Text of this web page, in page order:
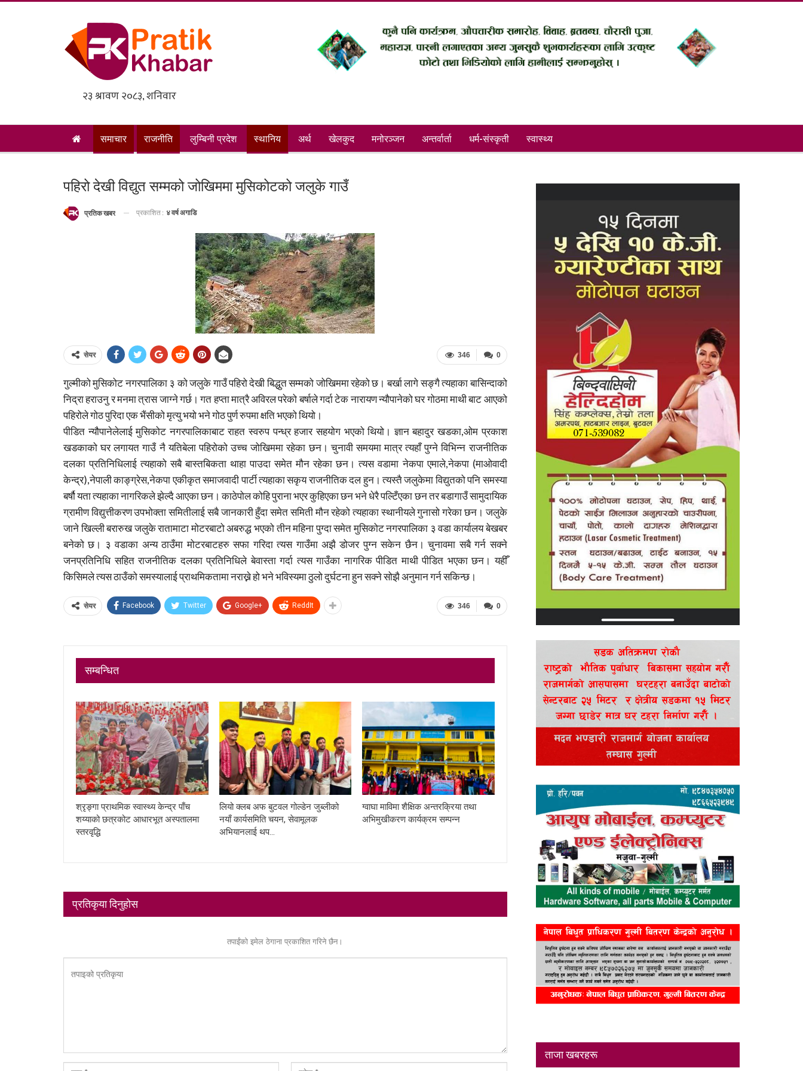
समाचार राजनीति लुम्बिनी प्रदेश स्थानिय अर्थ खेलकुद मनोरञ्जन अन्तर्वार्ता धर्म-संस्कृती स्वास्थ्य
पहिरो देखी विद्युत सम्मको जोखिममा मुसिकोटको जलुके गाउँ
प्रतिक खबर प्रकाशित : ४ वर्ष अगाडि
0
346
सेयर
गुल्मीको मुसिकोट नगरपालिका ३ को जलुके गाउँ पहिरो देखी बिद्धुत सम्मको जोखिममा रहेको छ। बर्खा लागे सङ्गै त्यहाका बासिन्दाको
निद्रा हराउनु र मनमा त्रास जाग्ने गर्छ। गत हप्ता मात्रै अविरल परेको बर्षाले गर्दा टेक नारायण न्यौपानेको घर गोठमा माथी बाट आएको
पहिरोले गोठ पुरिदा एक भैंसीको मृत्यु भयो भने गोठ पुर्ण रुपमा क्षति भएको थियो।
पीडित न्यौपानेलेलाई मुसिकोट नगरपालिकाबाट राहत स्वरुप पन्ध्र हजार सहयोग भएको थियो। ज्ञान बहादुर खडका,ओम प्रकाश
खडकाको घर लगायत गाउँ नै यतिबेला पहिरोको उच्च जोखिममा रहेका छन। चुनावी समयमा मात्र त्यहाँ पुग्ने विभिन्न राजनीतिक
दलका प्रतिनिधिलाई त्यहाको सबै बास्तबिकता थाहा पाउदा समेत मौन रहेका छन। त्यस वडामा नेकपा एमाले,नेकपा (माओवादी
केन्द्र),नेपाली काङ्ग्रेस,नेकपा एकीकृत समाजवादी पार्टी त्यहाका सकृय राजनीतिक दल हुन। त्यस्तै जलुकेमा विद्युतको पनि समस्या
बर्षौ यता त्यहाका नागरिकले झेल्दै आएका छन। काठेपोल कोहि पुराना भएर कुहिएका छन भने धेरै पल्टिँएका छन तर बडागाउँ सामुदायिक
ग्रामीण विद्युत्तीकरण उपभोक्ता समितीलाई सबै जानकारी हुँदा समेत समिती मौन रहेको त्यहाका स्थानीयले गुनासो गरेका छन। जलुके
जाने खिल्ली बरारुख जलुके रातामाटा मोटरबाटो अबरुद्ध भएको तीन महिना पुग्दा समेत मुसिकोट नगरपालिका ३ वडा कार्यालय बेखबर
बनेको छ। ३ वडाका अन्य ठाउँमा मोटरबाटहरु सफा गरिदा त्यस गाउँमा अझै डोजर पुग्न सकेन छैन। चुनावमा सबै गर्न सक्ने
जनप्रतिनिधि सहित राजनीतिक दलका प्रतिनिधिले बेवास्ता गर्दा त्यस गाउँका नागरिक पीडित माथी पीडित भएका छन। यहीँ
किसिमले त्यस ठाउँको समस्यालाई प्राथमिकतामा नराख्ने हो भने भविस्यमा ठुलो दुर्घटना हुन सक्ने सोझै अनुमान गर्न सकिन्छ।
0
346
सेयर Facebook Twitter Google+ ReddIt
सम्बन्धित
श्रृङ्गा प्राथमिक स्वास्थ्य केन्द्र पाँच
शय्याको छत्रकोट आधारभूत अस्पतालमा
स्तरवृद्धि
लियो क्लब अफ बुटवल गोल्डेन जुब्लीको
नयाँ कार्यसमिति चयन, सेवामूलक
अभियानलाई थप…
ग्वाघा माविमा शैक्षिक अन्तरक्रिया तथा
अभिमुखीकरण कार्यक्रम सम्पन्न
प्रतिकृया दिनुहोस
तपाईंको इमेल ठेगाना प्रकाशित गरिने छैन।
ताजा खबरहरू